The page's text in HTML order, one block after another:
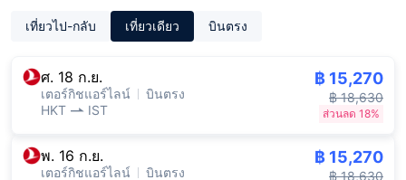
เที่ยวไป-กลับ เที่ยวเดียว บินตรง
ศ. 18 ก.ย.
เตอร์กิชแอร์ไลน์
บินตรง
HKT
IST
฿ 15,270
฿ 18,630
ส่วนลด 18%
พ. 16 ก.ย.
เตอร์กิชแอร์ไลน์
บินตรง
฿ 15,270
฿ 18,630